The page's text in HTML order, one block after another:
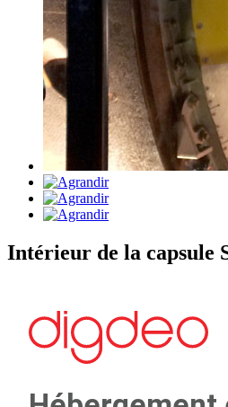
Intérieur de la capsule